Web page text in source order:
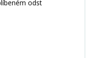
odst